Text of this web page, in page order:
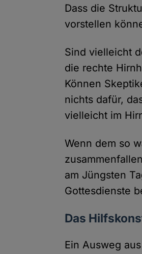
Dass die
vorstellen
Sind vielleicht
die rechte
Können
nichts dafür,
vielleicht im
Wenn dem so
am Jüngsten
Gottesdienste
Das
Ein Ausweg